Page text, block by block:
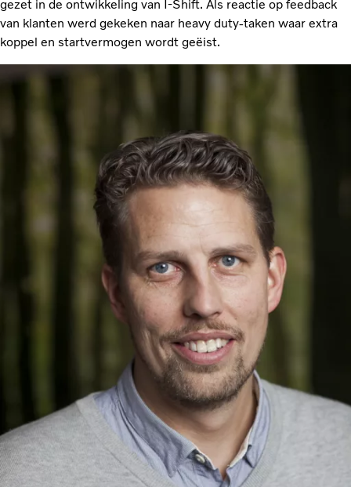
gezet in de ontwikkeling van I-Shift. Als reactie op feedback
van klanten werd gekeken naar heavy duty-taken waar extra
koppel en startvermogen wordt geëist.